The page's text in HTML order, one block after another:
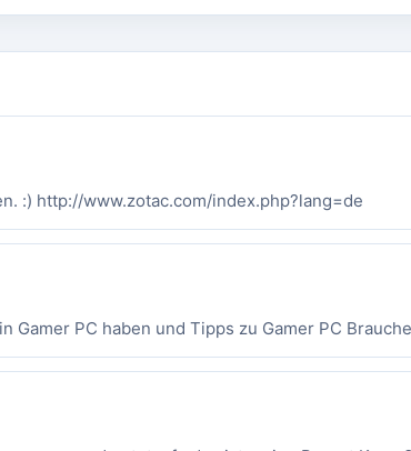
:) http://www.zotac.com/index.php?lang=de
Gamer PC haben und Tipps zu Gamer PC